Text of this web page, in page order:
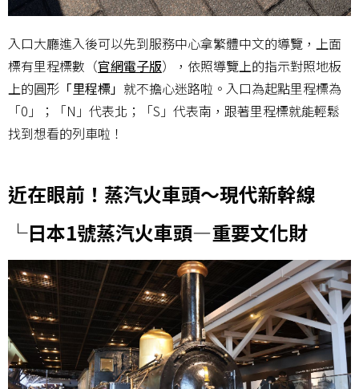
入口大廳進入後可以先到服務中心拿繁體中文的導覽，上面
標有里程標數（官網電子版），依照導覽上的指示對照地板
上的圓形 「里程標」 就不擔心迷路啦。入口為起點里程標為
「0」；「N」代表北；「S」代表南，跟著里程標就能輕鬆
找到想看的列車啦！
近在眼前！蒸汽火車頭～現代新幹線
└日本1號蒸汽火車頭—重要文化財